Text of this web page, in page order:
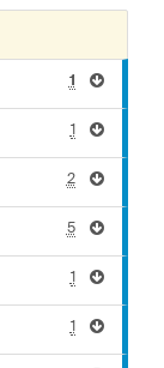
1
1
2
5
1
1